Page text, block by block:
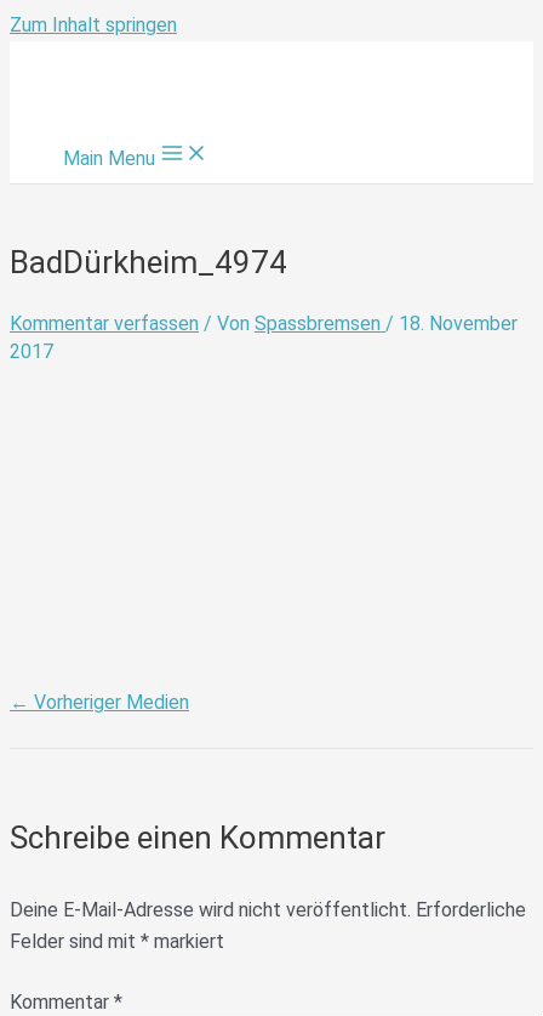
Zum Inhalt springen
Main Menu
BadDürkheim_4974
Kommentar verfassen / Von Spassbremsen / 18. November
2017
← Vorheriger Medien
Schreibe einen Kommentar
Deine E-Mail-Adresse wird nicht veröffentlicht. Erforderliche
Felder sind mit * markiert
Kommentar *